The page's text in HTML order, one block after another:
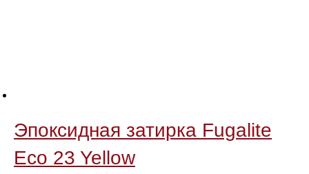
Эпоксидная затирка Fugalite
Eco 23 Yellow